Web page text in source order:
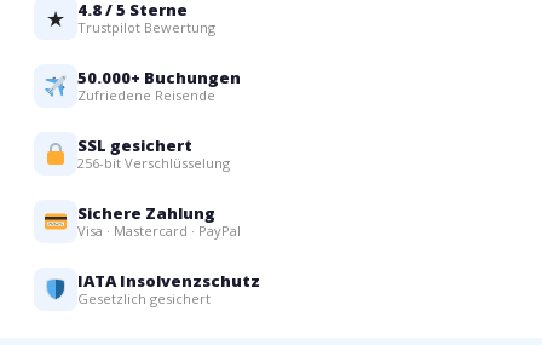
★ 4.8 / 5 Sterne
Trustpilot Bewertung
50.000+ Buchungen
Zufriedene Reisende
SSL gesichert
256-bit Verschlüsselung
Sichere Zahlung
Visa · Mastercard · PayPal
IATA Insolvenzschutz
Gesetzlich gesichert